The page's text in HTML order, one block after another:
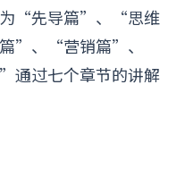
为“先导篇”、“思维
篇”、“营销篇”、
过七个章节的讲解